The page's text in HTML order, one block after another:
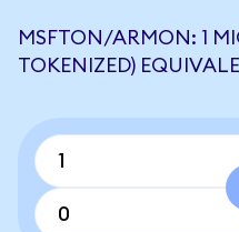
MSFTON/ARMON: 1
TOKENIZED)